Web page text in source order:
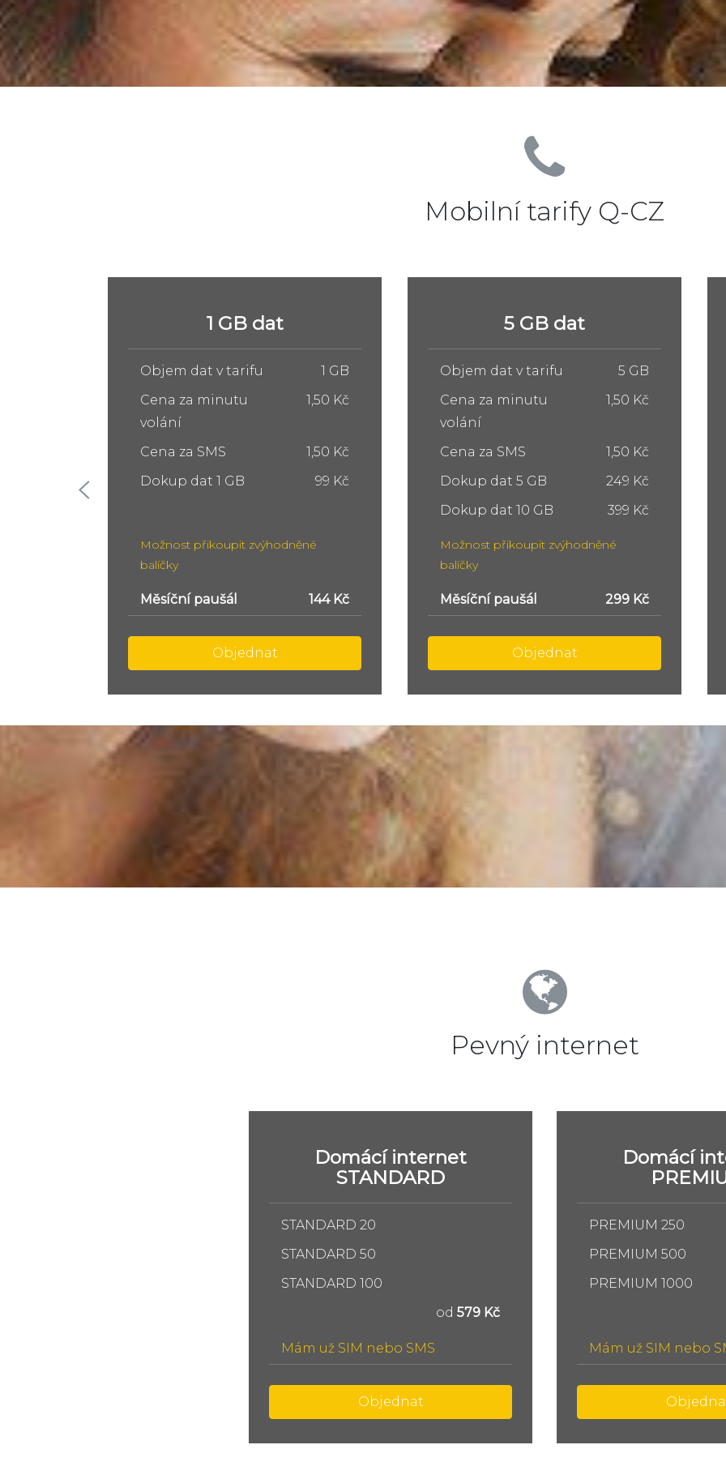
Mobilní tarify Q-CZ
5 GB dat
Objem dat v tarifu
5 GB
Cena za minutu
volání
1,50 Kč
Cena za SMS
1,50 Kč
Dokup dat 5 GB
249 Kč
Možnost přikoupit zvýhodněné
balíčky
Měsíční paušál 299 Kč
Objednat
10 GB dat
Objem dat v tarifu
10 GB
Cena za minutu
volání
1,50 Kč
Cena za SMS
1,50 Kč
Dokup dat 5 GB
249 Kč
Dokup dat 10 GB
399 Kč
Možnost přikoupit zvýhodněné
balíčky
Měsíční paušál 449 Kč
Objednat
Pevný internet
Domácí internet
STANDARD
STANDARD 20
STANDARD 50
STANDARD 100
od 579 Kč
Mám už SIM nebo SMS
Objednat
Domácí
PREMIUM 250
PREMIUM 500
PREMIUM 1000
Mám už SIM nebo